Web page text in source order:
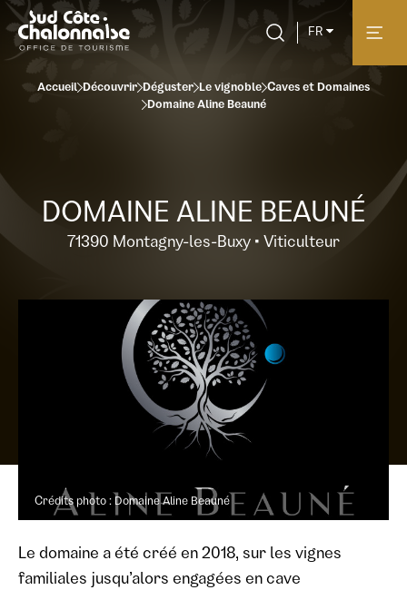
FR
Accueil Découvrir Déguster Le vignoble Caves et Domaines
Domaine Aline Beauné
DOMAINE ALINE BEAUNÉ
71390 Montagny-les-Buxy • Viticulteur
Crédits photo : Domaine Aline Beauné
Le domaine a été créé en 2018, sur les vignes
familiales jusqu’alors engagées en cave